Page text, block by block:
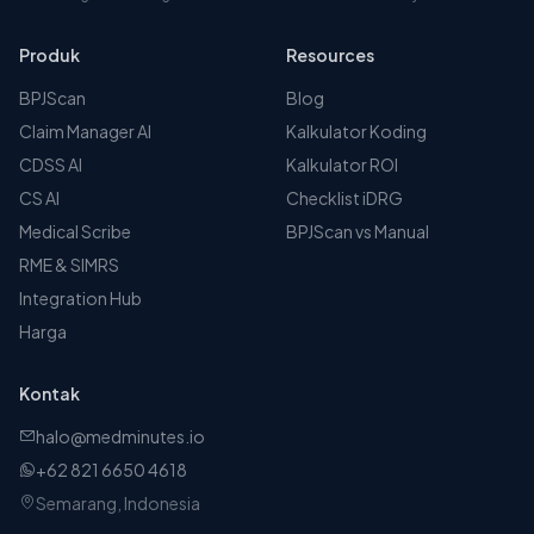
Produk
BPJScan
Claim Manager AI
CDSS AI
CS AI
Medical Scribe
RME & SIMRS
Integration Hub
Harga
Resources
Blog
Kalkulator Koding
Kalkulator ROI
Checklist iDRG
BPJScan vs Manual
Kontak
halo@medminutes.io
+62 821 6650 4618
Semarang, Indonesia